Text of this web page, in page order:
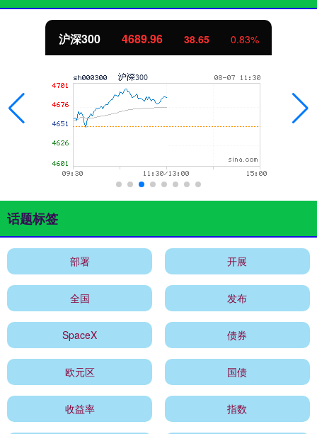
沪深300 4689.96 38.65 0.83%
话题标签
部署 开展
全国 发布
SpaceX 债券
欧元区 国债
收益率 指数